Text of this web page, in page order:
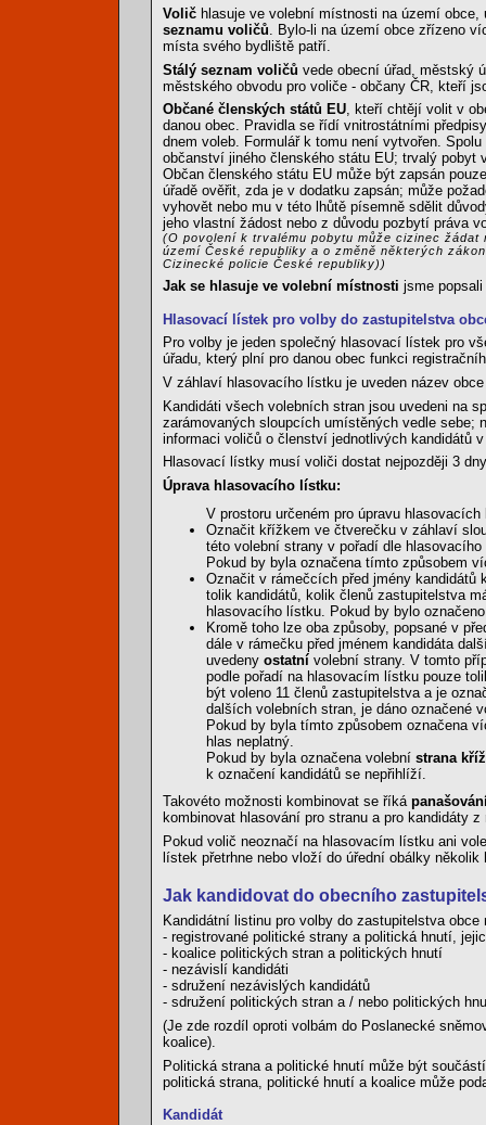
Volič hlasuje ve volební místnosti na území
seznamu voličů. Bylo-li na území obce zřízeno
místa svého bydliště patří.
Stálý seznam voličů vede obecní úřad, městský
městského obvodu pro voliče - občany ČR, kteří
Občané členských států EU, kteří chtějí volit v
danou obec. Pravidla se řídí vnitrostátními
dnem voleb. Formulář k tomu není vytvořen.
občanství jiného členského státu EU; trvalý pobyt
Občan členského státu EU může být zapsán
úřadě ověřit, zda je v dodatku zapsán; může
vyhovět nebo mu v této lhůtě písemně sdělit
jeho vlastní žádost nebo z důvodu pozbytí práva
(O povolení k trvalému pobytu může cizinec
území České republiky a o změně některých
Cizinecké policie České republiky))
Jak se hlasuje ve volební místnosti jsme popsali
Hlasovací lístek pro volby do zastupitelstva
Pro volby je jeden společný hlasovací lístek pro
úřadu, který plní pro danou obec funkci
V záhlaví hlasovacího lístku je uveden název
Kandidáti všech volebních stran jsou uvedeni na
zarámovaných sloupcích umístěných vedle sebe;
informaci voličů o členství jednotlivých kandidátů
Hlasovací lístky musí voliči dostat nejpozději 3
Úprava hlasovacího lístku:
V prostoru určeném pro úpravu
Označit křížkem ve čtverečku v záhlaví
této volební strany v pořadí dle
Pokud by byla označena tímto způsobem
Označit v rámečcích před jmény kandidátů
tolik kandidátů, kolik členů zastupitelstva
hlasovacího lístku. Pokud by bylo
Kromě toho lze oba způsoby, popsané v
dále v rámečku před jménem kandidáta
uvedeny ostatní volební strany. V tomto
podle pořadí na hlasovacím lístku pouze
být voleno 11 členů zastupitelstva a je
dalších volebních stran, je dáno označené
Pokud by byla tímto způsobem označena
hlas neplatný.
Pokud by byla označena volební strana
k označení kandidátů se nepřihlíží.
Takovéto možnosti kombinovat se říká
kombinovat hlasování pro stranu a pro kandidáty
Pokud volič neoznačí na hlasovacím lístku ani
lístek přetrhne nebo vloží do úřední obálky
Jak kandidovat do obecního
Kandidátní listinu pro volby do zastupitelstva
- registrované politické strany a politická hnutí,
- koalice politických stran a politických hnutí
- nezávislí kandidáti
- sdružení nezávislých kandidátů
- sdružení politických stran a / nebo politických
(Je zde rozdíl oproti volbám do Poslanecké
koalice).
Politická strana a politické hnutí může být
politická strana, politické hnutí a koalice může
Kandidát